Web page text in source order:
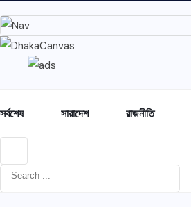
সর্বশেষ সারাদেশ রাজনীতি